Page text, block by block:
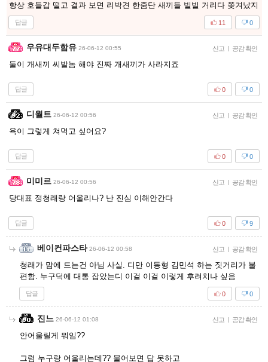
항상 호들갑 떨고 결과 보면 리박견 한줌단 새끼들 빌빌 거리다 쫒겨났지
답글 0
11
우유대두함유 26-06-12 00:55 신고 | 공감 확인
둘이 개새끼 씨발놈 해야 진짜 개새끼가 사라지죠
답글 0
0
디월트 26-06-12 00:56 신고 | 공감 확인
욕이 그렇게 쳐먹고 싶어요?
답글 0
0
미미르 26-06-12 00:56 신고 | 공감 확인
당대표 정청래랑 어울리나? 난 진심 이해안간다
답글 9
0
베이컨파스타 26-06-12 00:58 신고 | 공감 확인
청래가 맘에 드는건 아님 사실. 디만 이동형 김민석 하는 짓거리가 불
편함. 누구덕에 대통 잡았는디 이걸 이걸 이렇게 후려치나 싶음
답글 0
0
진느 26-06-12 01:08 신고 | 공감 확인
안어울릴게 뭐임??
그럼 누구랑 어울리는데?? 물어보면 답 못하고